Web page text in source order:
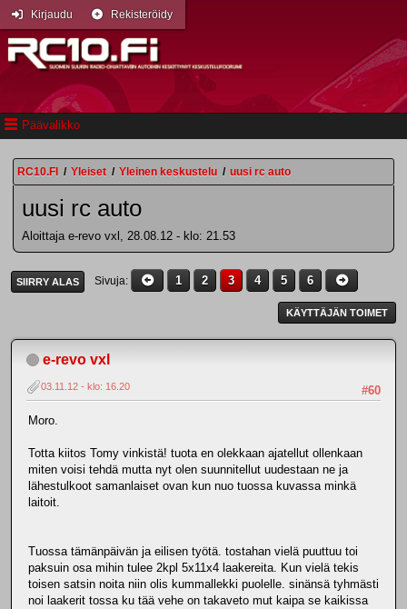
Päävalikko
Kirjaudu Rekisteröidy
RC10.FI / Yleiset / Yleinen keskustelu / uusi rc auto
uusi rc auto
Aloittaja e-revo vxl, 28.08.12 - klo: 21.53
SIIRRY ALAS Sivuja 1 2 3 4 5 6
KÄYTTÄJÄN TOIMET
e-revo vxl
#60
03.11.12 - klo: 16.20
Moro.
Totta kiitos Tomy vinkistä! tuota en olekkaan ajatellut ollenkaan
miten voisi tehdä mutta nyt olen suunnitellut uudestaan ne ja
lähestulkoot samanlaiset ovan kun nuo tuossa kuvassa minkä
laitoit.
Tuossa tämänpäivän ja eilisen työtä. tostahan vielä puuttuu toi
paksuin osa mihin tulee 2kpl 5x11x4 laakereita. Kun vielä tekis
toisen satsin noita niin olis kummallekki puolelle. sinänsä tyhmästi
noi laakerit tossa ku tää vehe on takaveto mut kaipa se kaikissa